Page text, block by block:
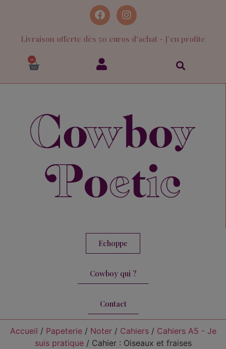
Livraison offerte dès 50 euros d'achat - J'en profite
0
Echoppe
Cowboy qui ?
Contact
Accueil / Papeterie/ Noter/ Cahiers/ Cahiers A5 - Je
suis pratique/ Cahier : Oiseaux et fraises